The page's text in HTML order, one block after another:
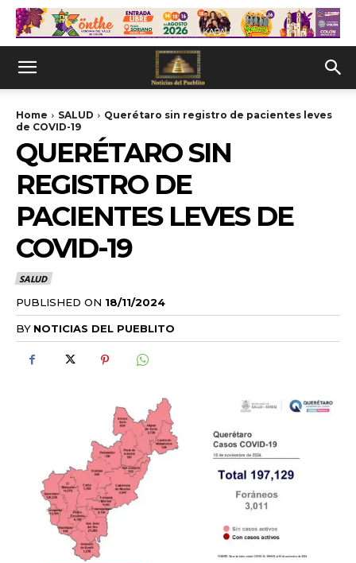
Home SALUD
Querétaro sin registro de pacientes leves
de COVID-19
QUERÉTARO SIN
REGISTRO DE
PACIENTES LEVES DE
COVID-19
SALUD
PUBLISHED ON 18/11/2024
BY NOTICIAS DEL PUEBLITO